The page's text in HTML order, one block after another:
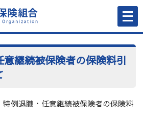
メ
ニ
ュ
ー
開
く
継続被保険者の保険料引
特例退職・任意継続被保険者の保険料